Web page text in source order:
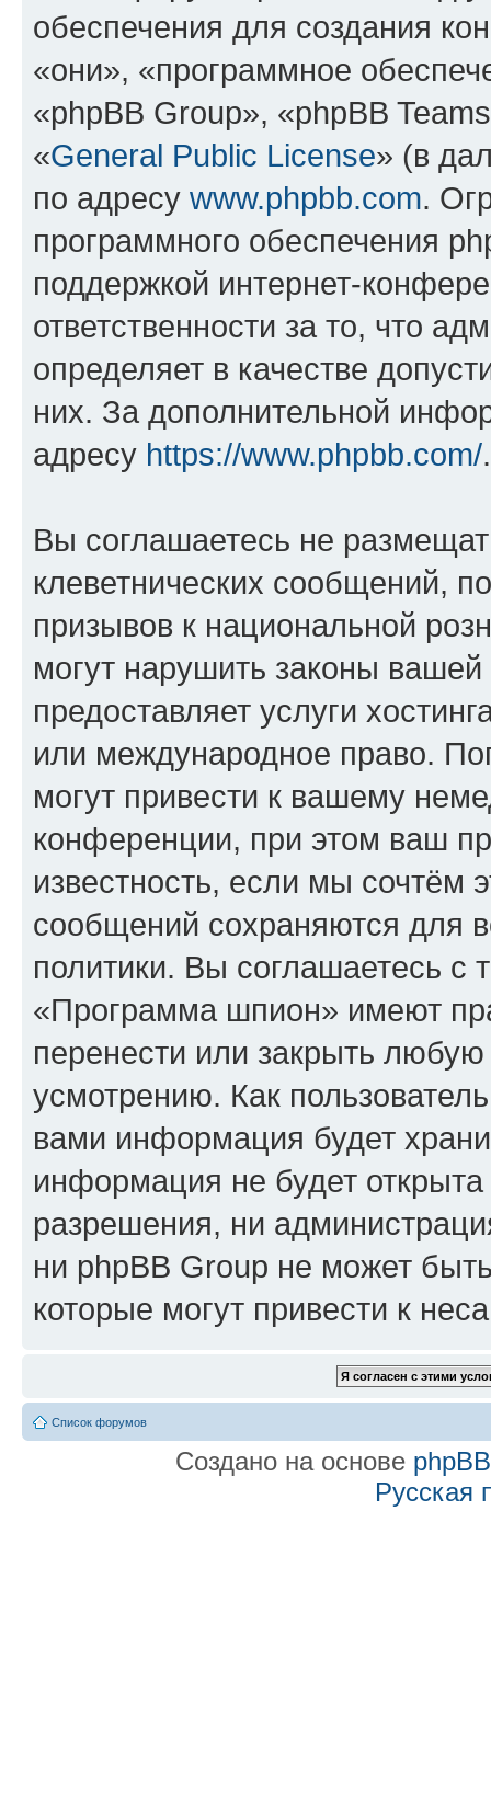
обеспечения для создания
«они», «программное
«phpBB Group», «phpBB
«General Public License» (в
по адресу www.phpbb.com.
программного обеспечения
поддержкой интернет-
ответственности за то, что
определяет в качестве
них. За дополнительной
адресу https://www.phpbb.com/.
Вы соглашаетесь не
клеветнических сообщений,
призывов к национальной
могут нарушить законы
предоставляет услуги
или международное право.
могут привести к вашему
конференции, при этом ваш
известность, если мы сочтём
сообщений сохраняются для
политики. Вы соглашаетесь
«Программа шпион» имеют
перенести или закрыть
усмотрению. Как
вами информация будет
информация не будет
разрешения, ни
ни phpBB Group не может
которые могут привести к
Список форумов
Создано на основе phpBB
Русская